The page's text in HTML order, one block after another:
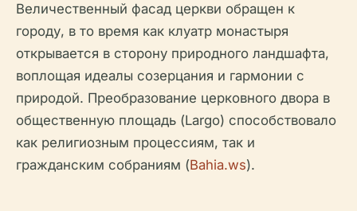
Величественный фасад церкви обращен к
городу, в то время как клуатр монастыря
открывается в сторону природного ландшафта,
воплощая идеалы созерцания и гармонии с
природой. Преобразование церковного двора в
общественную площадь (Largo) способствовало
как религиозным процессиям, так и
гражданским собраниям (Bahia.ws).